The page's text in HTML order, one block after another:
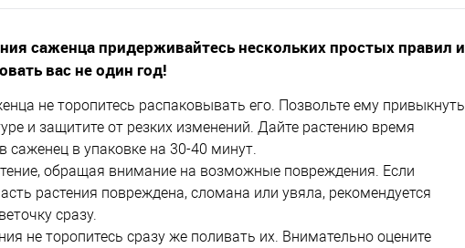
саженца придерживайтесь нескольких простых правил и
вас не один год!
не торопитесь распаковывать его. Позвольте ему привыкнуть
и защитите от резких изменений. Дайте растению время
саженец в упаковке на 30-40 минут.
обращая внимание на возможные повреждения. Если
растения повреждена, сломана или увяла, рекомендуется
сразу.
не торопитесь сразу же поливать их. Внимательно оцените